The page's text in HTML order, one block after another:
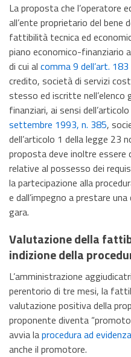
La proposta che l’operatore
all’ente proprietario del bene
fattibilità tecnica ed
piano economico-finanziario
di cui al comma 9 dell’art.
credito, società di servizi
stesso ed iscritte nell’elenco
finanziari, ai sensi dell’articolo
settembre 1993, n. 385,
dell’articolo 1 della legge 23
proposta deve inoltre essere
relative al possesso dei
la partecipazione alla
e dall’impegno a prestare
gara.
Valutazione della
indizione della
L’amministrazione
perentorio di tre mesi, la
valutazione positiva della
proponente diventa
avvia laprocedura ad
anche il promotore.